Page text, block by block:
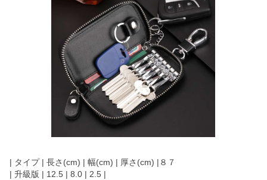
| タイプ | 長さ(cm) | 幅(cm) | 厚さ(cm) |８７
| 升級版 | 12.5 | 8.0 | 2.5 |